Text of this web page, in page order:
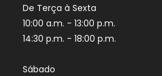
De Terça à Sexta
10:00 a.m. - 13:00 p.m.
14:30 p.m. - 18:00 p.m.
Sábado